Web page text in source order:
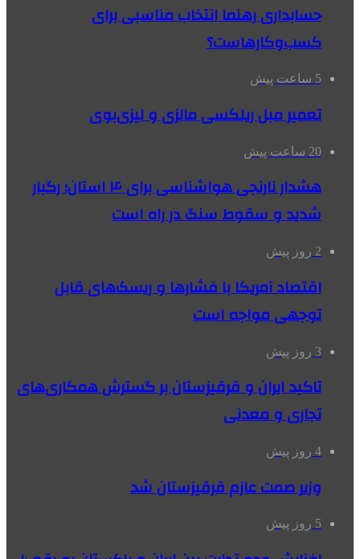
حسابداری رهنما انتخاب مناسبی برای
کسب‌وکارهاست؟
5 ساعت پیش
تعمیر مبل ریلکسی مالزی و لیزی‌بوی
20 ساعت پیش
هشدار نارنجی هواشناسی برای ۴ استان؛ رگبار
شدید و سقوط سنگ در راه است
2 روز پیش
اقتصاد آمریکا با فشارها و ریسک‌های قابل
توجهی مواجه است
3 روز پیش
تاکید ایران و قرقیزستان بر گسترش همکاری‌های
تجاری و معدنی
4 روز پیش
وزیر صمت عازم قرقیزستان شد
5 روز پیش